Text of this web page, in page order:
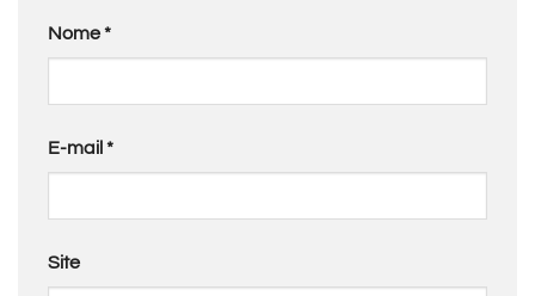
Nome*
E-mail *
Site